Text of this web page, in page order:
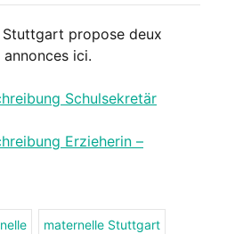
Stuttgart propose deux
ici.
Schulsekretär
Erzieherin –
maternelle Stuttgart